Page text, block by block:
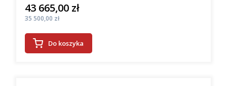
Cena
43 665,00 zł
Cena
35 500,00 zł
Do koszyka